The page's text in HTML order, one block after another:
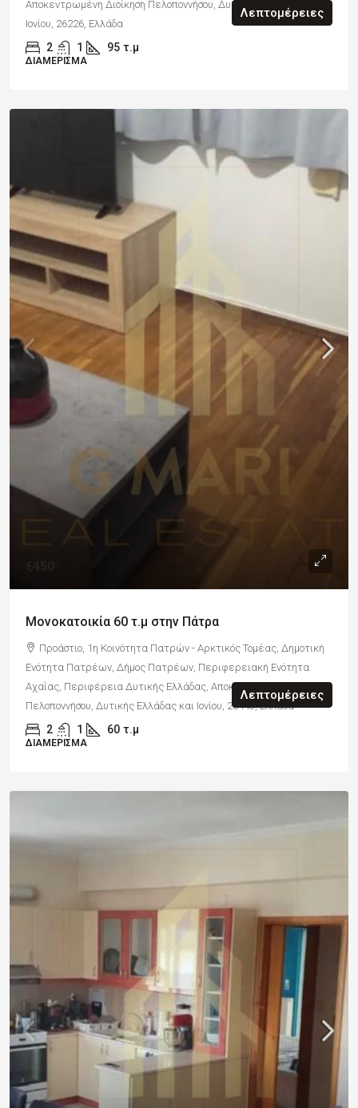
Αποκεντρωμένη Διοίκηση Πελοποννήσου, Δυτικής Ελλάδας και
Ιονίου, 26226, Ελλάδα
2 1 95 τ.μ
ΔΙΑΜΈΡΙΣΜΑ
Λεπτομέρειες
Μονοκατοικία 60 τ.μ στην Πάτρα
Προάστιο, 1η Κοινότητα Πατρών - Αρκτικός Τομέας, Δημοτική
Ενότητα Πατρέων, Δήμος Πατρέων, Περιφερειακή Ενότητα
Αχαΐας, Περιφέρεια Δυτικής Ελλάδας, Αποκεντρωμένη Διοίκηση
Πελοποννήσου, Δυτικής Ελλάδας και Ιονίου, 26443, Ελλάδα
2 1 60 τ.μ
ΔΙΑΜΈΡΙΣΜΑ
Λεπτομέρειες